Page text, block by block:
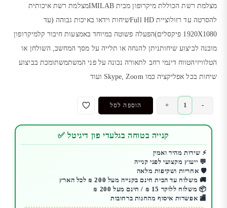
מצלמת רשת הכוללת מיקרופון מבית IMILABמצלמת רשת איכותית
להסרטה עד רזולוציית Full HDשיחות וידאו באיכות גבוהה (עד
1920X1080 פיקסלים)הפעלה פשוטה במיוחד באמצעות חיבור קלמיקרופון
מובנה לביצוע שיחותניתן להנחה או תלייה על מסך המחשב, השולחן או
הטלוויזיהטווח דינמי רחב לתאורה נכונה על פני המשתמשתומכת בביצוע
שיחות בכל אפליקציה כמו Skype, Zoom ועוד
-
כמות
של
מצלמת
למחשב
|
IMILAB
Full
HD
+ הוספה לסל
קנייה בטוחה בגלעדי פון דיגיטל ✅
⚡ שירות מהיר ואמין
💬 ייעוץ מקצועי לפני קנייה
🛡️ אחריות ושקיפות מלאה
🚚 משלוח עד הבית חינם בקנייה מעל 200 ₪ לכל הארץ
📦 משלוח ללוקר 15 ₪ / חינם מעל 200 ₪
🏬 אפשרות איסוף מהחנות ברחובות